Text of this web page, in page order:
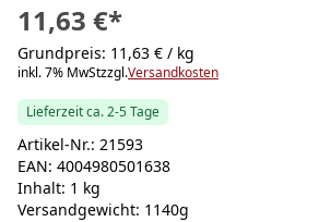
11,63 €*
Grundpreis: 11,63 € / kg
inkl. 7% MwStzzgl.Versandkosten
Lieferzeit ca. 2-5 Tage
Artikel-Nr.: 21593
EAN: 4004980501638
Inhalt: 1 kg
Versandgewicht: 1140g